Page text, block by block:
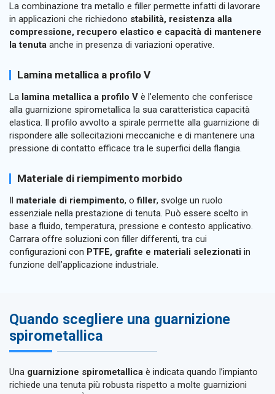
La combinazione tra metallo e filler permette infatti di lavorare
in applicazioni che richiedono stabilità, resistenza alla
compressione, recupero elastico e capacità di mantenere
la tenuta anche in presenza di variazioni operative.
Lamina metallica a profilo V
La lamina metallica a profilo V è l’elemento che conferisce
alla guarnizione spirometallica la sua caratteristica capacità
elastica. Il profilo avvolto a spirale permette alla guarnizione di
rispondere alle sollecitazioni meccaniche e di mantenere una
pressione di contatto efficace tra le superfici della flangia.
Materiale di riempimento morbido
materiale di riempimento, ofiller, svolge un ruolo
essenziale nella prestazione di tenuta. Può essere scelto in
base a fluido, temperatura, pressione e contesto applicativo.
Carrara offre soluzioni con filler differenti, tra cui
configurazioni con PTFE, grafite e materiali selezionati in
funzione dell’applicazione industriale.
Quando scegliere una guarnizione
spirometallica
Una guarnizione spirometallica è indicata quando l’impianto
richiede una tenuta più robusta rispetto a molte guarnizioni